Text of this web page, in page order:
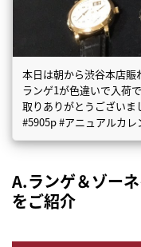
本日は朝から渋谷本店賑
ランゲ1が色違いで入荷
取りありがとうござい
#5905p #アニュアルカ
A.ランゲ＆ゾー
をご紹介